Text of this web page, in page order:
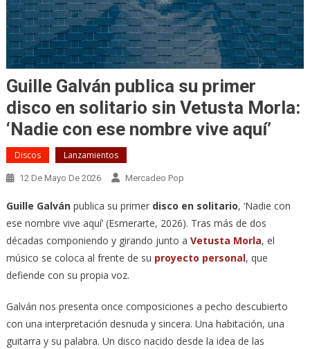
Guille Galván publica su primer
disco en solitario sin Vetusta Morla:
‘Nadie con ese nombre vive aquí’
Discos Lanzamientos
12 De Mayo De 2026 Mercadeo Pop
Guille Galvánpublica su primer disco en solitario, ‘Nadie con
ese nombre vive aquí’ (Esmerarte, 2026). Tras más de dos
décadas componiendo y girando junto a Vetusta Morla, el
músico se coloca al frente de su proyecto personal, que
defiende con su propia voz.
Galván nos presenta once composiciones a pecho descubierto
con una interpretación desnuda y sincera. Una habitación, una
guitarra y su palabra. Un disco nacido desde la idea de las